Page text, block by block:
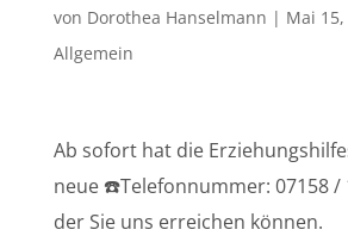
von Dorothea Hanselmann | Mai
Allgemein
Ab sofort hat die
neue ☎️Telefonnummer: 07158 /
der Sie uns erreichen können.